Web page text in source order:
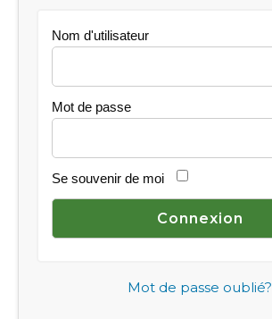
Nom d'utilisateur
Mot de passe
Se souvenir de moi
Mot de passe oublié?